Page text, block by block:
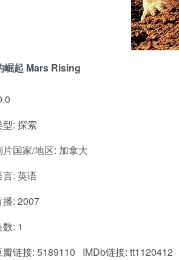
崛起 Mars Rising
型: 探索
片国家/地区: 加拿大
言: 英语
播: 2007
: 1
瓣链接: 5189110 IMDb链接: tt1120412